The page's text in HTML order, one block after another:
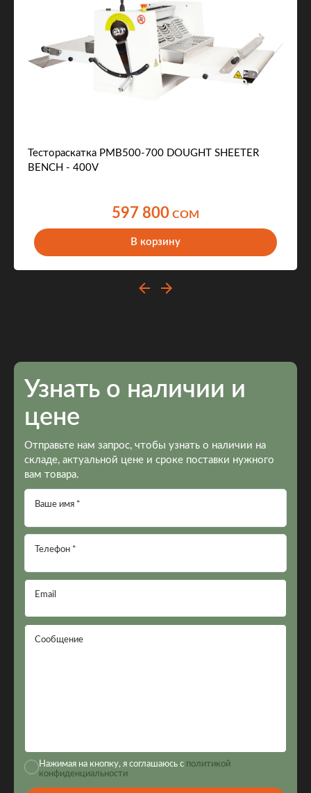
Тестораскатка PMB500-700 DOUGHT SHEETER
BENCH - 400V
597 800 COM
В корзину
Узнать о наличии и
цене
Отправьте нам запрос, чтобы узнать о наличии на
складе, актуальной цене и сроке поставки нужного
вам товара.
Ваше имя *
Телефон *
Email
Сообщение
Нажимая на кнопку, я соглашаюсь с политикой
конфиденциальности